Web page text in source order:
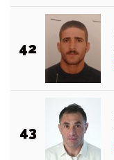
42
43